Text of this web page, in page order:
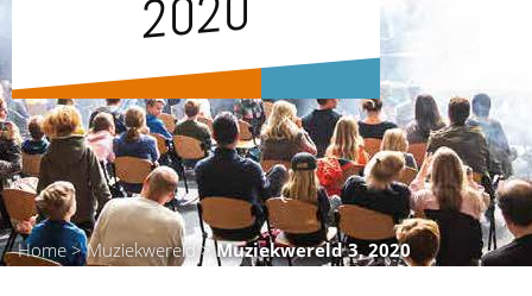
Home>Muziekwereld>Muziekwereld 3, 2020